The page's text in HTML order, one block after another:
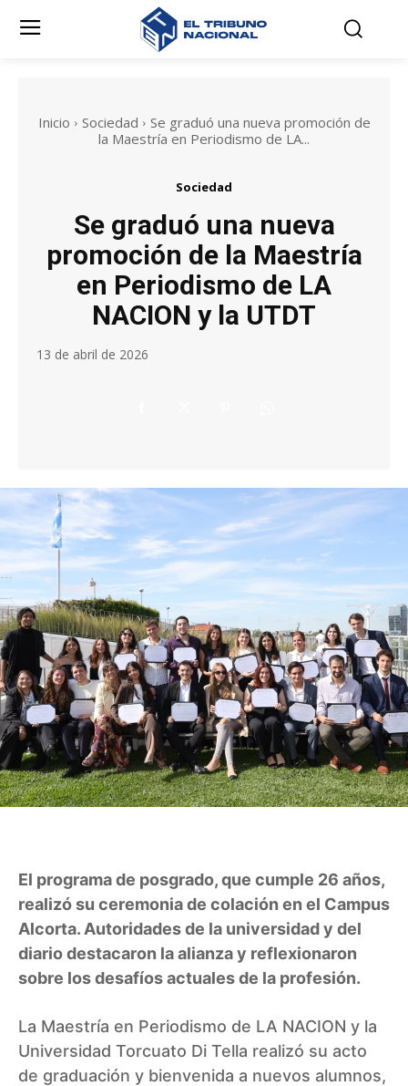
Inicio Sociedad
Se graduó una nueva promoción de
la Maestría en Periodismo de LA...
Sociedad
Se graduó una nueva
promoción de la Maestría
en Periodismo de LA
NACION y la UTDT
13 de abril de 2026
El programa de posgrado, que cumple 26 años,
realizó su ceremonia de colación en el Campus
Alcorta. Autoridades de la universidad y del
diario destacaron la alianza y reflexionaron
sobre los desafíos actuales de la profesión.
La Maestría en Periodismo de LA NACION y la
Universidad Torcuato Di Tella realizó su acto
de graduación y bienvenida a nuevos alumnos,